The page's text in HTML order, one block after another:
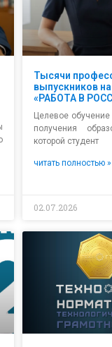
Тысячи
выпускников
«РАБОТА В
Целевое
получения
которой студент
читать полностью »
02.07.2026